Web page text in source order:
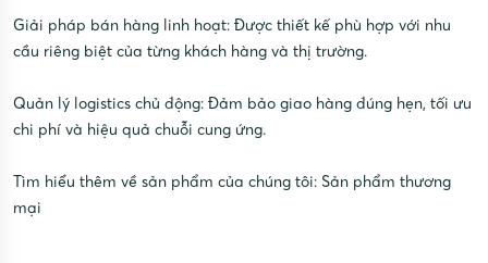
Giải pháp bán hàng linh hoạt: Được thiết kế phù hợp với nhu
cầu riêng biệt của từng khách hàng và thị trường.
Quản lý logistics chủ động: Đảm bảo giao hàng đúng hẹn, tối ưu
chi phí và hiệu quả chuỗi cung ứng.
Tìm hiểu thêm về sản phẩm của chúng tôi: Sản phẩm thương
mại